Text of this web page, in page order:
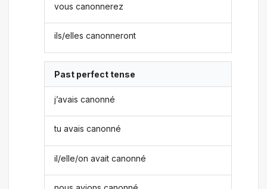
vous canonnerez
ils/elles canonneront
Past perfect tense
j’avais canonné
tu avais canonné
il/elle/on avait canonné